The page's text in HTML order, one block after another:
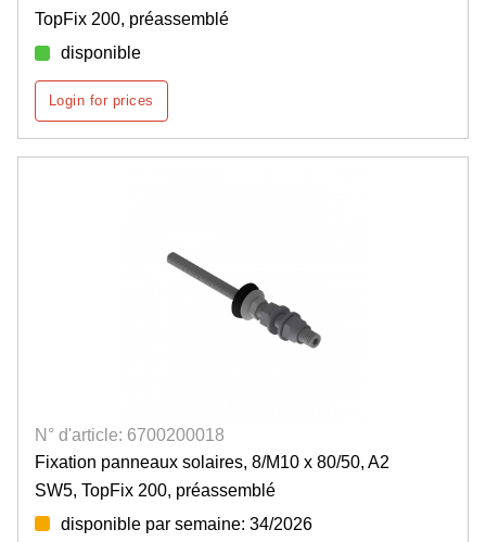
TopFix 200, préassemblé
disponible
Login for prices
N° d'article: 6700200018
Fixation panneaux solaires, 8/M10 x 80/50, A2
SW5, TopFix 200, préassemblé
disponible par semaine: 34/2026